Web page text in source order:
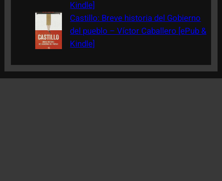
Kindle]
Castillo: Breve historia del Gobierno
del pueblo – Víctor Caballero [ePub &
Kindle]